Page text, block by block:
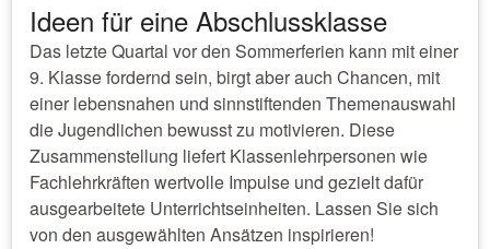
Ideen für eine Abschlussklasse
Das letzte Quartal vor den Sommerferien kann mit einer
9. Klasse fordernd sein, birgt aber auch Chancen, mit
einer lebensnahen und sinnstiftenden Themenauswahl
die Jugendlichen bewusst zu motivieren. Diese
Zusammenstellung liefert Klassenlehrpersonen wie
Fachlehrkräften wertvolle Impulse und gezielt dafür
ausgearbeitete Unterrichtseinheiten. Lassen Sie sich
von den ausgewählten Ansätzen inspirieren!